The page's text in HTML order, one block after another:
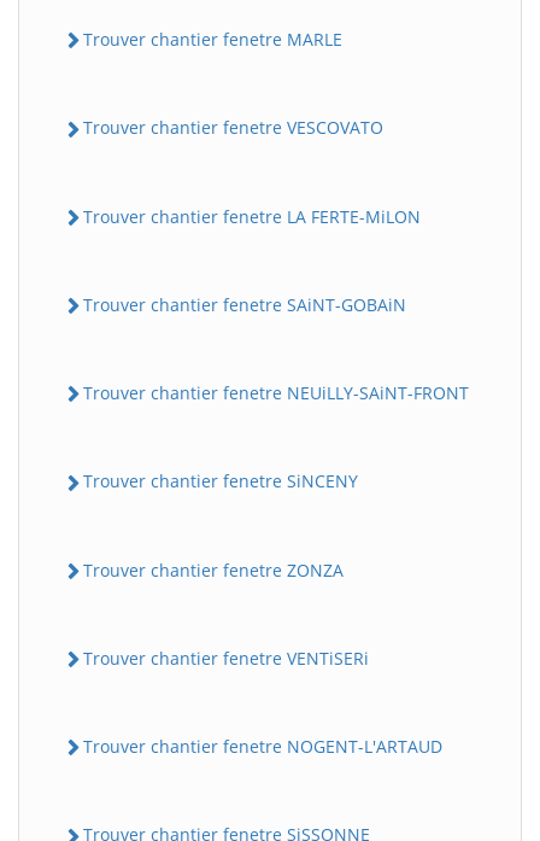
Trouver chantier fenetre MARLE
Trouver chantier fenetre VESCOVATO
Trouver chantier fenetre LA FERTE-MiLON
Trouver chantier fenetre SAiNT-GOBAiN
Trouver chantier fenetre NEUiLLY-SAiNT-FRONT
Trouver chantier fenetre SiNCENY
Trouver chantier fenetre ZONZA
Trouver chantier fenetre VENTiSERi
Trouver chantier fenetre NOGENT-L'ARTAUD
Trouver chantier fenetre SiSSONNE